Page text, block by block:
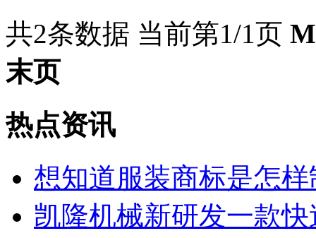
共2条数据 当前第1/1页
末页
热点资讯
想知道服装商标是怎
凯隆机械新研发一款